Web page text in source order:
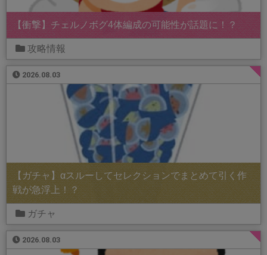
【衝撃】チェルノボグ4体編成の可能性が話題に！？
攻略情報
2026.08.03
【ガチャ】αスルーしてセレクションでまとめて引く作
戦が急浮上！？
ガチャ
2026.08.03